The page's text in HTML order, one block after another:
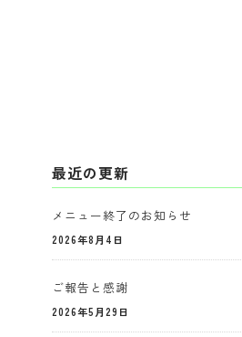
最近の更新
メニュー終了のお知らせ
2026年8月4日
ご報告と感謝
2026年5月29日